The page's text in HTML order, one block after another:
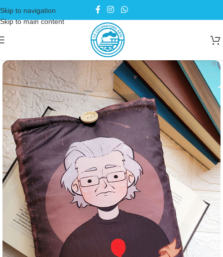
Skip to navigation
Skip to main content